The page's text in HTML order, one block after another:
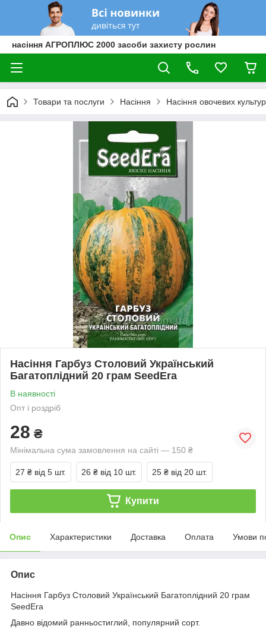
насіння АГРОПЛЮС 2000 засоби захисту рослин
Товари та послуги Насіння Насіння овочевих культур
Насіння Гарбуз Столовий Український
Багатоплідний 20 грам SeedEra
В наявності
Опт і роздріб
28 ₴
Мінімальна сума замовлення на сайті — 150 ₴
27 ₴ від 5 шт. 26 ₴ від 10 шт. 25 ₴ від 20 шт.
Купити
Опис Характеристики Доставка Оплата Умови
Опис
Насіння Гарбуз Столовий Український Багатоплідний 20 грам
SeedEra
Давно відомий ранньостиглий, популярний сорт.